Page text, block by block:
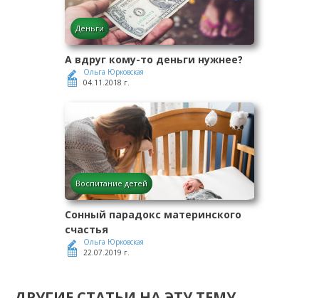
Деньги
А вдруг кому-то деньги нужнее?
Ольга Юрковская
04.11.2018 г.
Воспитание детей
Сонный парадокс материнского
счастья
Ольга Юрковская
22.07.2019 г.